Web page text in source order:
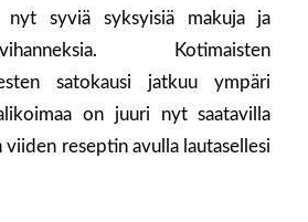
nyt syviä syksyisiä makuja ja
Kotimaisten
satokausi jatkuu ympäri
on juuri nyt saatavilla
viiden reseptin avulla lautasellesi